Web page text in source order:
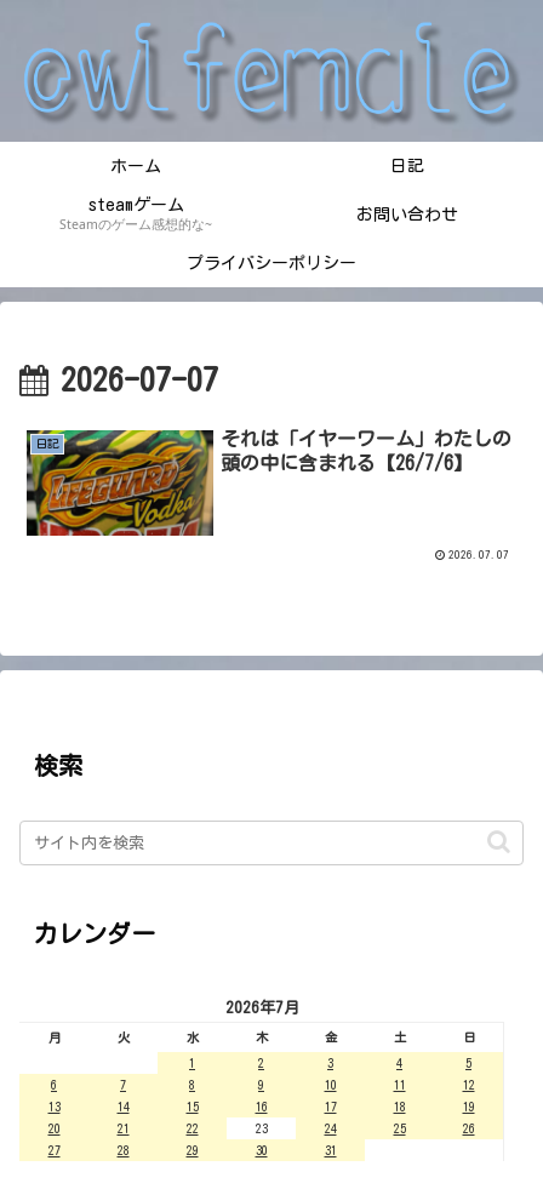
ホーム 日記
steamゲーム
Steamのゲーム感想的な~
お問い合わせ
プライバシーポリシー
2026-07-07
日記
それは「イヤーワーム」わたしの
頭の中に含まれる【26/7/6】
2026.07.07
検索
カレンダー
2026年7月
月 火 水 木 金 土 日
1 2 3 4
5
6
7 8 9 10 11
12
13
14 15 16 17 18
19
20
21 22 23 24 25
26
27
28 29 30 31